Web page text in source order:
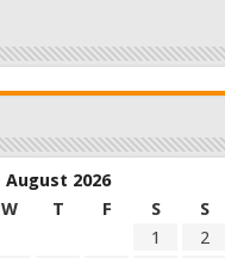
August 2026
W T F S
S
1
2